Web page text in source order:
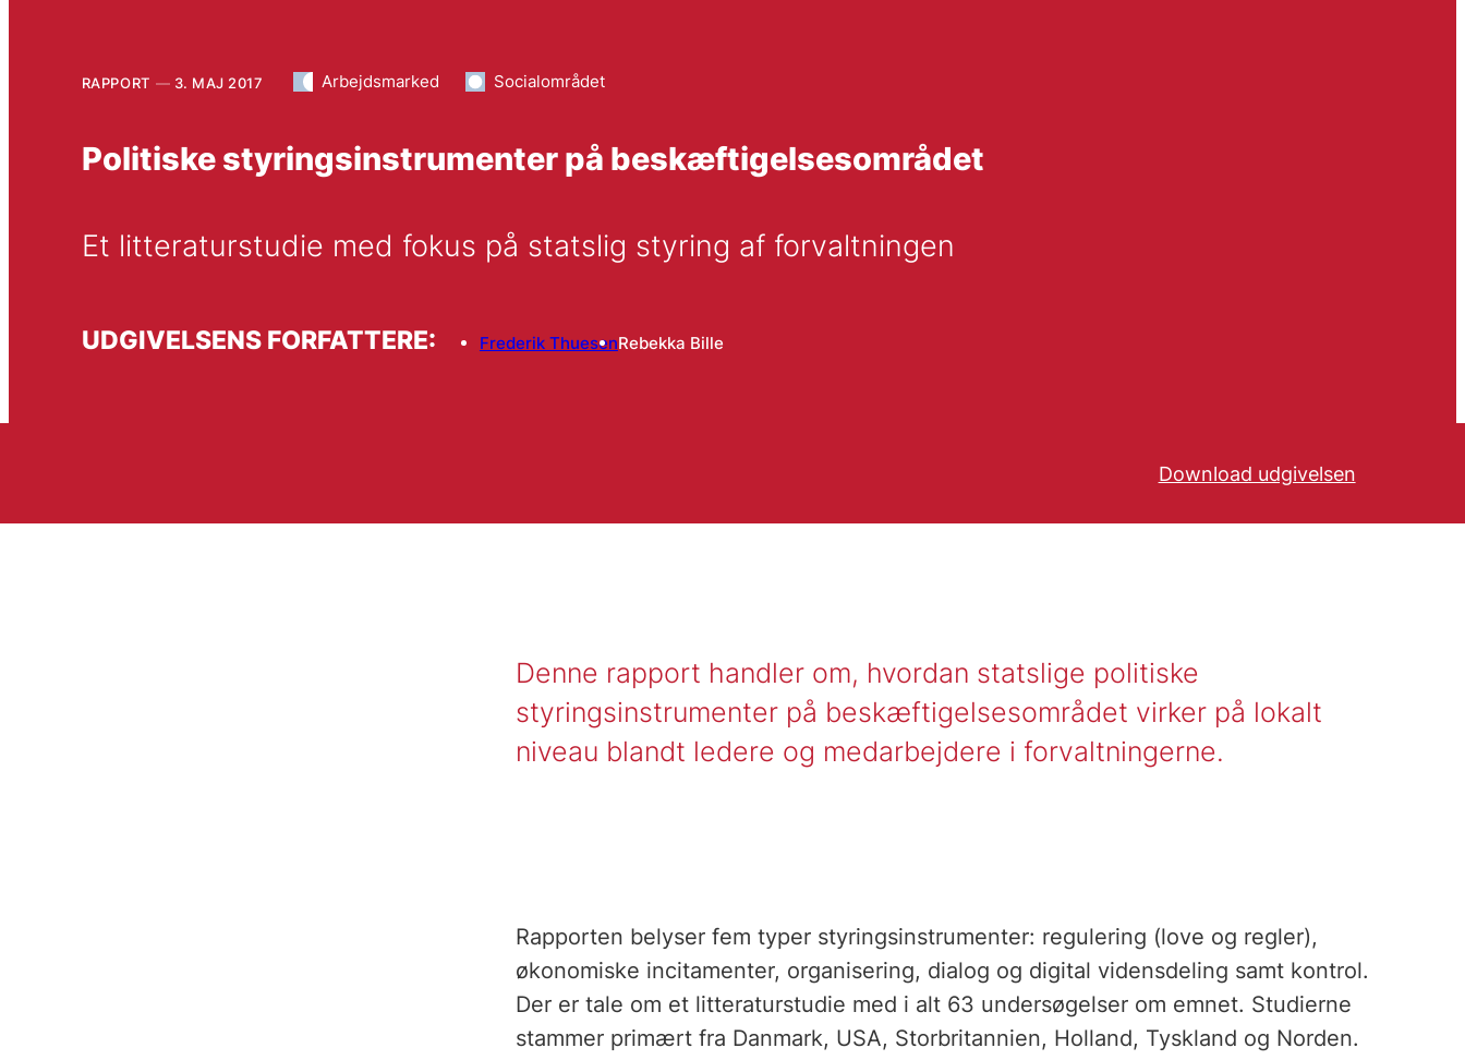
RAPPORT 3. MAJ 2017 Arbejdsmarked Socialområdet
Politiske styringsinstrumenter på beskæftigelsesområdet
Et litteraturstudie med fokus på statslig styring af forvaltningen
UDGIVELSENS FORFATTERE: Frederik ThuesenRebekka Bille
Download udgivelsen
Denne rapport handler om, hvordan statslige politiske
styringsinstrumenter på beskæftigelsesområdet virker på lokalt
niveau blandt ledere og medarbejdere i forvaltningerne.
Rapporten belyser fem typer styringsinstrumenter: regulering (love og regler),
økonomiske incitamenter, organisering, dialog og digital vidensdeling samt kontrol.
Der er tale om et litteraturstudie med i alt 63 undersøgelser om emnet. Studierne
stammer primært fra Danmark, USA, Storbritannien, Holland, Tyskland og Norden.